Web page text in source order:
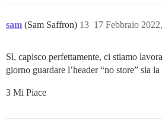
sam (Sam Saffron) 17 Febbraio
13
Sì, capisco perfettamente, ci stiamo
giorno guardare l’header “no store” sia
3 Mi Piace